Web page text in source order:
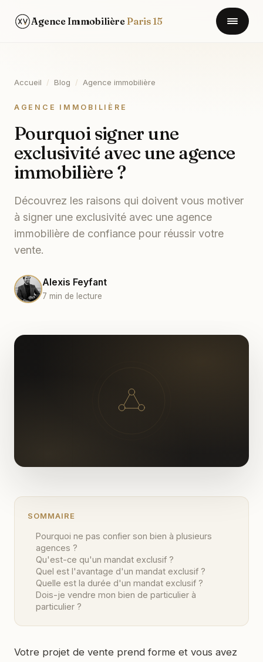
Agence Immobilière Paris 15
Accueil / Blog / Agence immobilière
AGENCE IMMOBILIÈRE
Pourquoi signer une
exclusivité avec une agence
immobilière ?
Découvrez les raisons qui doivent vous motiver
à signer une exclusivité avec une agence
immobilière de confiance pour réussir votre
vente.
Alexis Feyfant
7 min de lecture
SOMMAIRE
Pourquoi ne pas confier son bien à plusieurs
agences ?
Qu'est-ce qu'un mandat exclusif ?
Quel est l'avantage d'un mandat exclusif ?
Quelle est la durée d'un mandat exclusif ?
Dois-je vendre mon bien de particulier à
particulier ?
Votre projet de vente prend forme et vous avez